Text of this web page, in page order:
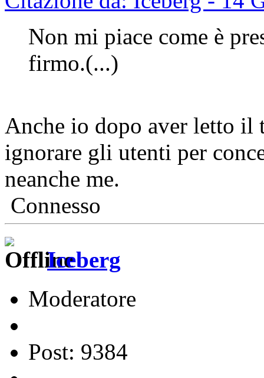
Non mi piace come è
firmo.(...)
Anche io dopo aver letto il
ignorare gli utenti per
neanche me.
Connesso
Iceberg
Moderatore
Post: 9384